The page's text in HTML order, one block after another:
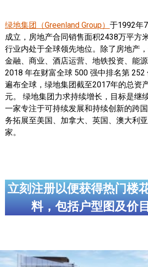
大多伦多地区楼花开发商名录
楼花地图
楼花转让专区
多伦多市中心楼花项目
怡陶碧谷社区介绍
密西沙加社区介绍
密西沙加楼花项目
奥克维尔楼花项目
绿地集团（Greenland Group） 于1992年
成立，房地产合同销售面积2438万平方
行业内处于全球领先地位。除了房地产
金融、商业、酒店运营、地铁投资、能源
2018 年在财富全球 500 强中排名第 252
遍布全球，绿地集团截至2017年的总资
元。 绿地集团力求持续增长，目标是继
一家专注于可持续发展和持续创新的跨
务拓展至美国、加拿大、英国、澳大利
家。
立刻注册以便获得热门楼
料，包括户型图及价